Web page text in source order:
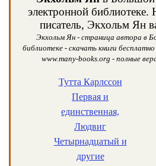
электронной библиотеке.
писатель, Экхольм Ян
Экхольм Ян - страница автора в
библиотеке - скачать книги
www.many-books.org - полные
Тутта Карлссон
Первая и
единственная,
Людвиг
Четырнадцатый и
другие